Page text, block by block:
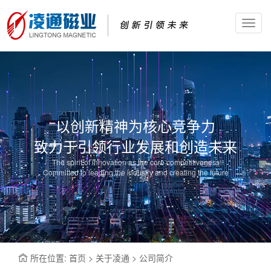
以创新精神为核心竞争力
致力于引领行业发展和创造未来
The spirit of innovation as the core competitiveness
Committed to leading the industry and creating the future
所在位置: 首页 > 关于凌通 > 公司简介